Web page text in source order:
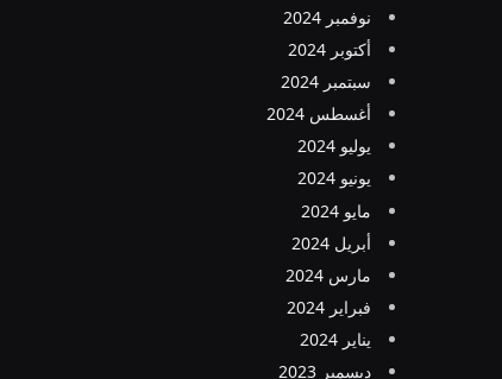
نوفمبر 2024
أكتوبر 2024
سبتمبر 2024
أغسطس 2024
يوليو 2024
يونيو 2024
مايو 2024
أبريل 2024
مارس 2024
فبراير 2024
يناير 2024
ديسمبر 2023